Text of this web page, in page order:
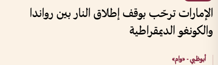
الإمارات ترحّب بوقف إطلاق النار بين رواندا
والكونغو الديمقراطية
أبوظبي - «وام»